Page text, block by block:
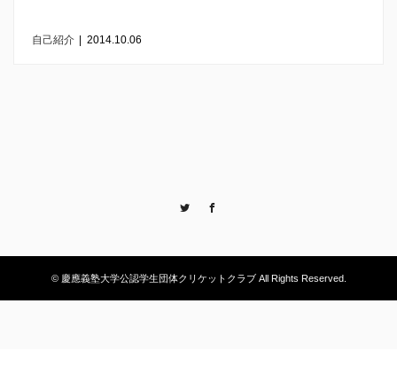
自己紹介 | 2014.10.06
Twitter
© 慶應義塾大学公認学生団体クリケットクラブ All Rights Reserved.